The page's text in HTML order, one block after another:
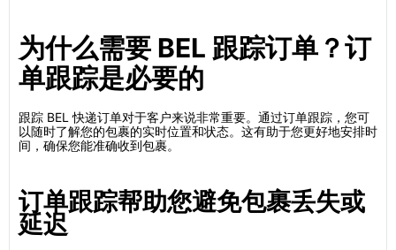
为什么需要 BEL 跟踪订单？订
单跟踪是必要的
跟踪 BEL 快递订单对于客户来说非常重要。通过订单跟踪，您可
以随时了解您的包裹的实时位置和状态。这有助于您更好地安排时
间，确保您能准确收到包裹。
订单跟踪帮助您避免包裹丢失或
延迟